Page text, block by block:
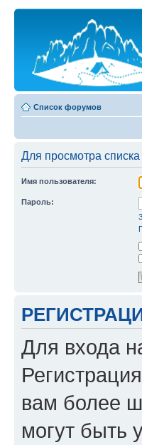
Список форумов
Для просмотра
Имя пользователя:
Пароль:
Для входа
вам более
могут быть